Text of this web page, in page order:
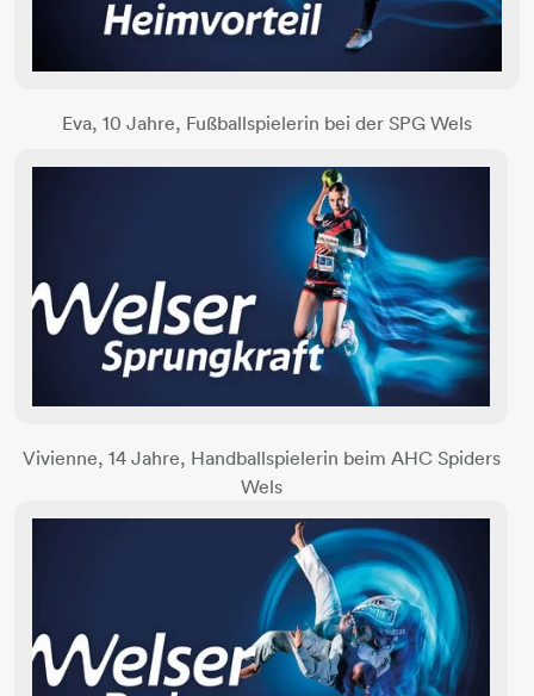
Eva, 10 Jahre, Fußballspielerin bei der SPG Wels
Vivienne, 14 Jahre, Handballspielerin beim AHC Spiders
Wels